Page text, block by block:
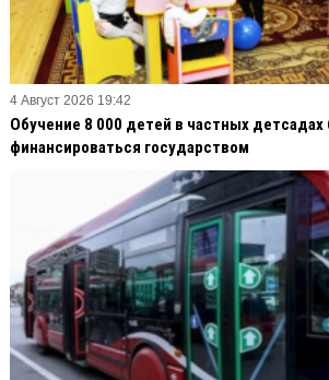
4 Август 2026 19:42
Обучение 8 000 детей в частных детсадах
финансироваться государством